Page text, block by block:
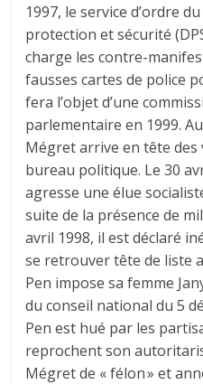
1997, le service d’ordre
protection et sécurité
charge les contre-
fausses cartes de police
fera l’objet d’une
parlementaire en 1999.
Mégret arrive en tête des
bureau politique. Le 30
agresse une élue
suite de la présence de
avril 1998, il est déclaré
se retrouver tête de liste
Pen impose sa femme
du conseil national du 5
Pen est hué par les
reprochent son
Mégret de « félon » et